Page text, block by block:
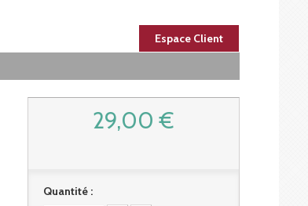
Espace Client
29,00 €
Quantité :